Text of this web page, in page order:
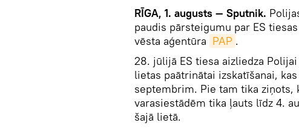
RĪGA, 1. augusts — Sputnik.
paudis pārsteigumu par ES
vēsta aģentūra PAP .
28. jūlijā ES tiesa aizliedza
lietas paātrinātai izskatīšanai,
septembrim. Pie tam tika
varasiestādēm tika ļauts līdz 4.
šajā lietā.